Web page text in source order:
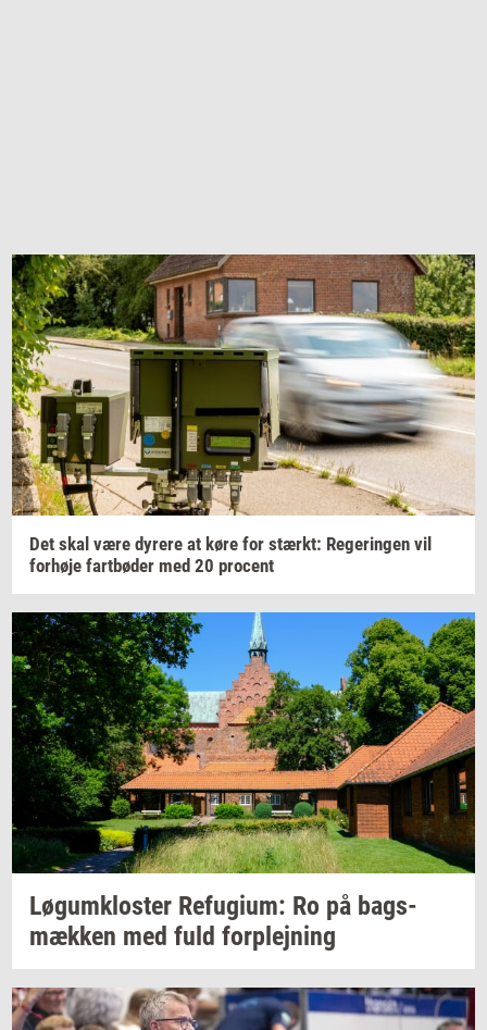
Det skal være dy­re­re at køre for stærkt: Re­ge­rin­gen vil
for­hø­je fartbø­der med 20 pro­cent
Løgum­klo­ster Re­fu­gi­um: Ro på bags­
mæk­ken med fuld for­plej­ning